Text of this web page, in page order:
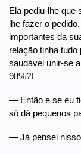
Ela pediu-lhe
lhe fazer o
importantes da
relação tinha
saudável unir-se
98%?!
— Então e se eu
só dá pequenos
— Já pensei